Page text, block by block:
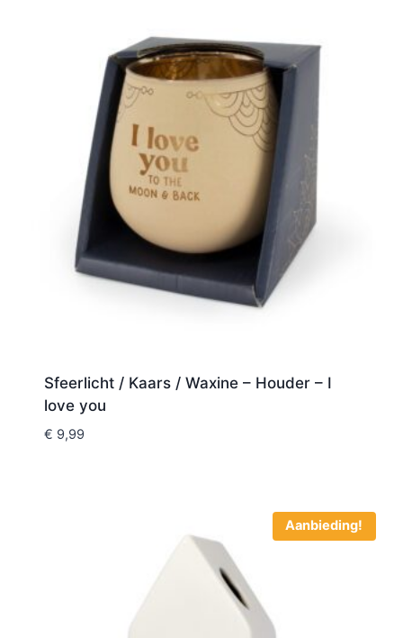
Sfeerlicht / Kaars / Waxine – Houder – I
love you
€ 9,99
Aanbieding!